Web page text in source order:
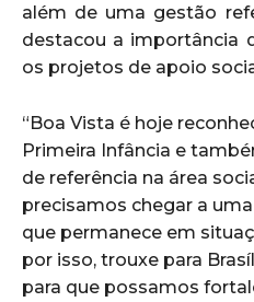
além de uma gestão
destacou a importância
os projetos de apoio
“Boa Vista é hoje
Primeira Infância e
de referência na área
precisamos chegar a
que permanece em
por isso, trouxe para
para que possamos